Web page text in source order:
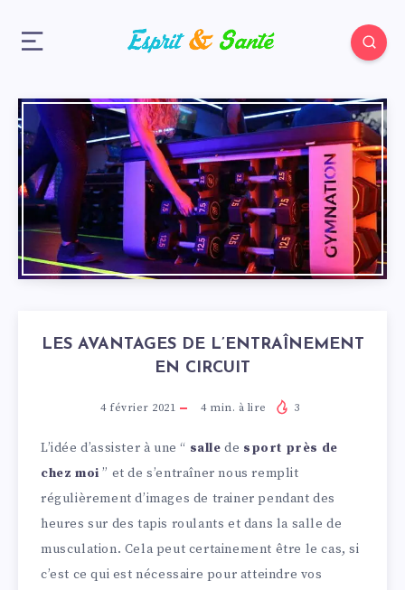
LES AVANTAGES DE L’ENTRAÎNEMENT
EN CIRCUIT
4 février 2021 4min. à lire 3
L’idée d’assister à une “ salle de sport près de
chez moi ” et de s’entraîner nous remplit
régulièrement d’images de trainer pendant des
heures sur des tapis roulants et dans la salle de
musculation. Cela peut certainement être le cas, si
c’est ce qui est nécessaire pour atteindre vos